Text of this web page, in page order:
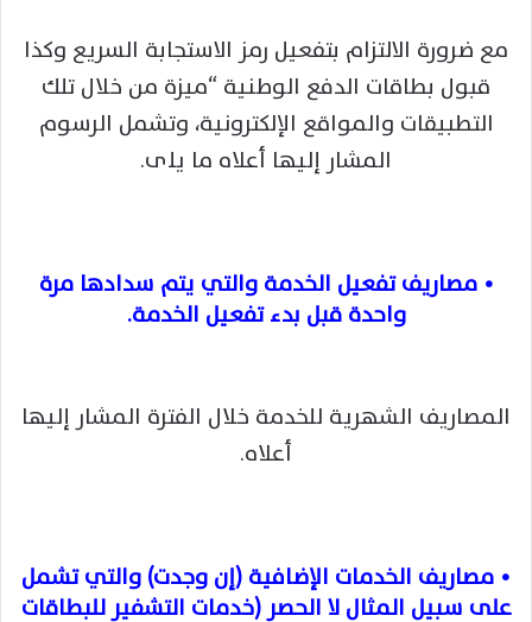
مع ضرورة الالتزام بتفعيل رمز الاستجابة السريع وكذا
قبول بطاقات الدفع الوطنية “ميزة من خلال تلك
التطبيقات والمواقع الإلكترونية، وتشمل الرسوم
المشار إليها أعلاه ما یلی.
• مصاريف تفعيل الخدمة والتي يتم سدادها مرة
واحدة قبل بدء تفعيل الخدمة.
المصاريف الشهرية للخدمة خلال الفترة المشار إليها
أعلاه.
• مصاريف الخدمات الإضافية (إن وجدت) والتي تشمل
على سبيل المثال لا الحصر (خدمات التشفير للبطاقات